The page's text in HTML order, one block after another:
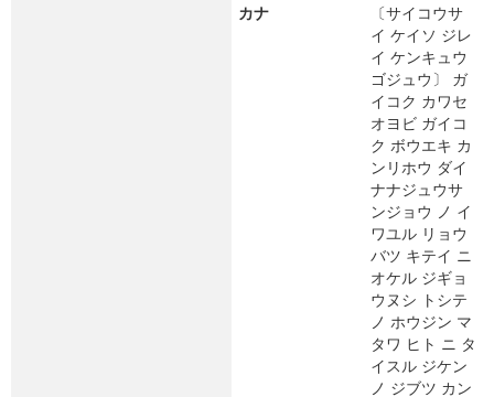
カナ
〔サイコウサ
イ ケイソ ジレ
イ ケンキュウ
ゴジュウ〕 ガ
イコク カワセ
オヨビ ガイコ
ク ボウエキ カ
ンリホウ ダイ
ナナジュウサ
ンジョウ ノ イ
ワユル リョウ
バツ キテイ ニ
オケル ジギョ
ウヌシ トシテ
ノ ホウジン マ
タワ ヒト ニ タ
イスル ジケン
ノ ジブツ カン